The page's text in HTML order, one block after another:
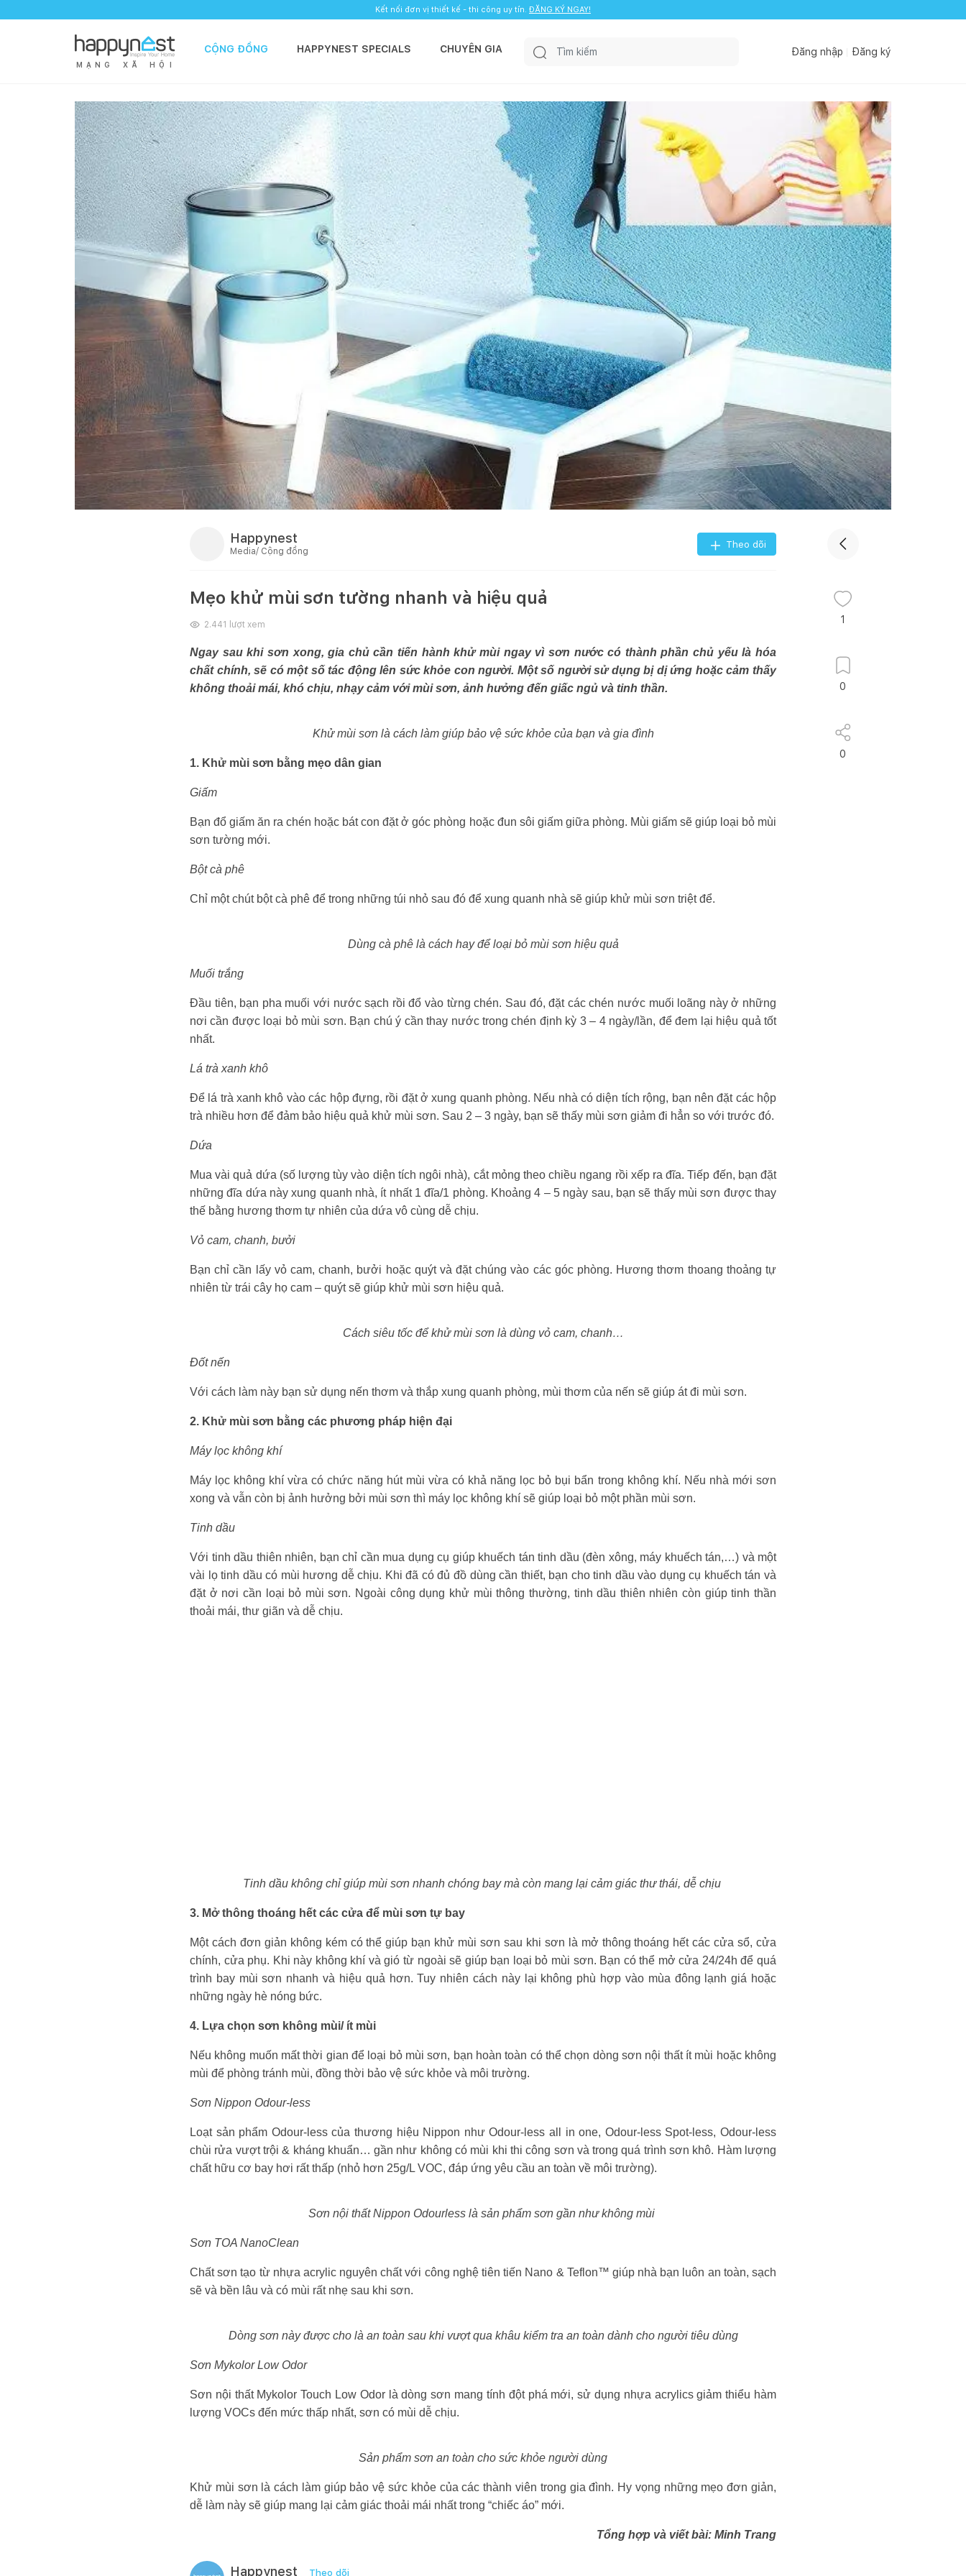
Kết nối đơn vị thiết kế - thi công uy tín. ĐĂNG KÝ NGAY!
M Ạ N G X Ã H Ộ I
CỘNG ĐỒNG HAPPYNEST SPECIALS CHUYÊN GIA Đăng nhập Đăng ký
Happynest
Media/ Cộng đồng
Theo dõi
Mẹo khử mùi sơn tường nhanh và hiệu quả
2.441 lượt xem
Ngay sau khi sơn xong, gia chủ cần tiến hành khử mùi ngay vì sơn nước có thành phần chủ yếu là hóa
chất chính, sẽ có một số tác động lên sức khỏe con người. Một số người sử dụng bị dị ứng hoặc cảm thấy
không thoải mái, khó chịu, nhạy cảm với mùi sơn, ảnh hưởng đến giấc ngủ và tinh thần.
Khử mùi sơn là cách làm giúp bảo vệ sức khỏe của bạn và gia đình
1. Khử mùi sơn bằng mẹo dân gian
Giấm
Bạn đổ giấm ăn ra chén hoặc bát con đặt ở góc phòng hoặc đun sôi giấm giữa phòng. Mùi giấm sẽ giúp loại bỏ mùi
sơn tường mới.
Bột cà phê
Chỉ một chút bột cà phê để trong những túi nhỏ sau đó để xung quanh nhà sẽ giúp khử mùi sơn triệt để.
Dùng cà phê là cách hay để loại bỏ mùi sơn hiệu quả
Muối trắng
Đầu tiên, bạn pha muối với nước sạch rồi đổ vào từng chén. Sau đó, đặt các chén nước muối loãng này ở những
nơi cần được loại bỏ mùi sơn. Bạn chú ý cần thay nước trong chén định kỳ 3 – 4 ngày/lần, để đem lại hiệu quả tốt
nhất.
Lá trà xanh khô
Để lá trà xanh khô vào các hộp đựng, rồi đặt ở xung quanh phòng. Nếu nhà có diện tích rộng, bạn nên đặt các hộp
trà nhiều hơn để đảm bảo hiệu quả khử mùi sơn. Sau 2 – 3 ngày, bạn sẽ thấy mùi sơn giảm đi hẳn so với trước đó.
Dứa
Mua vài quả dứa (số lượng tùy vào diện tích ngôi nhà), cắt mỏng theo chiều ngang rồi xếp ra đĩa. Tiếp đến, bạn đặt
những đĩa dứa này xung quanh nhà, ít nhất 1 đĩa/1 phòng. Khoảng 4 – 5 ngày sau, bạn sẽ thấy mùi sơn được thay
thế bằng hương thơm tự nhiên của dứa vô cùng dễ chịu.
Vỏ cam, chanh, bưởi
Bạn chỉ cần lấy vỏ cam, chanh, bưởi hoặc quýt và đặt chúng vào các góc phòng. Hương thơm thoang thoảng tự
nhiên từ trái cây họ cam – quýt sẽ giúp khử mùi sơn hiệu quả.
Cách siêu tốc để khử mùi sơn là dùng vỏ cam, chanh…
Đốt nến
Với cách làm này bạn sử dụng nến thơm và thắp xung quanh phòng, mùi thơm của nến sẽ giúp át đi mùi sơn.
2. Khử mùi sơn bằng các phương pháp hiện đại
Máy lọc không khí
Máy lọc không khí vừa có chức năng hút mùi vừa có khả năng lọc bỏ bụi bẩn trong không khí. Nếu nhà mới sơn
xong và vẫn còn bị ảnh hưởng bởi mùi sơn thì máy lọc không khí sẽ giúp loại bỏ một phần mùi sơn.
Tinh dầu
Với tinh dầu thiên nhiên, bạn chỉ cần mua dụng cụ giúp khuếch tán tinh dầu (đèn xông, máy khuếch tán,…) và một
vài lọ tinh dầu có mùi hương dễ chịu. Khi đã có đủ đồ dùng cần thiết, bạn cho tinh dầu vào dụng cụ khuếch tán và
đặt ở nơi cần loại bỏ mùi sơn. Ngoài công dụng khử mùi thông thường, tinh dầu thiên nhiên còn giúp tinh thần
thoải mái, thư giãn và dễ chịu.
Tinh dầu không chỉ giúp mùi sơn nhanh chóng bay mà còn mang lại cảm giác thư thái, dễ chịu
3. Mở thông thoáng hết các cửa để mùi sơn tự bay
Một cách đơn giản không kém có thể giúp bạn khử mùi sơn sau khi sơn là mở thông thoáng hết các cửa sổ, cửa
chính, cửa phụ. Khi này không khí và gió từ ngoài sẽ giúp bạn loại bỏ mùi sơn. Bạn có thể mở cửa 24/24h để quá
trình bay mùi sơn nhanh và hiệu quả hơn. Tuy nhiên cách này lại không phù hợp vào mùa đông lạnh giá hoặc
những ngày hè nóng bức.
4. Lựa chọn sơn không mùi/ ít mùi
Nếu không muốn mất thời gian để loại bỏ mùi sơn, bạn hoàn toàn có thể chọn dòng sơn nội thất ít mùi hoặc không
mùi để phòng tránh mùi, đồng thời bảo vệ sức khỏe và môi trường.
Sơn Nippon Odour-less
Loạt sản phẩm Odour-less của thương hiệu Nippon như Odour-less all in one, Odour-less Spot-less, Odour-less
chùi rửa vượt trội & kháng khuẩn… gần như không có mùi khi thi công sơn và trong quá trình sơn khô. Hàm lượng
chất hữu cơ bay hơi rất thấp (nhỏ hơn 25g/L VOC, đáp ứng yêu cầu an toàn về môi trường).
Sơn nội thất Nippon Odourless là sản phẩm sơn gần như không mùi
Sơn TOA NanoClean
Chất sơn tạo từ nhựa acrylic nguyên chất với công nghệ tiên tiến Nano & Teflon™ giúp nhà bạn luôn an toàn, sạch
sẽ và bền lâu và có mùi rất nhẹ sau khi sơn.
Dòng sơn này được cho là an toàn sau khi vượt qua khâu kiểm tra an toàn dành cho người tiêu dùng
Sơn Mykolor Low Odor
Sơn nội thất Mykolor Touch Low Odor là dòng sơn mang tính đột phá mới, sử dụng nhựa acrylics giảm thiểu hàm
lượng VOCs đến mức thấp nhất, sơn có mùi dễ chịu.
Sản phẩm sơn an toàn cho sức khỏe người dùng
Khử mùi sơn là cách làm giúp bảo vệ sức khỏe của các thành viên trong gia đình. Hy vọng những mẹo đơn giản,
dễ làm này sẽ giúp mang lại cảm giác thoải mái nhất trong “chiếc áo” mới.
Tổng hợp và viết bài: Minh Trang
Happynest Theo dõi
1
0
0